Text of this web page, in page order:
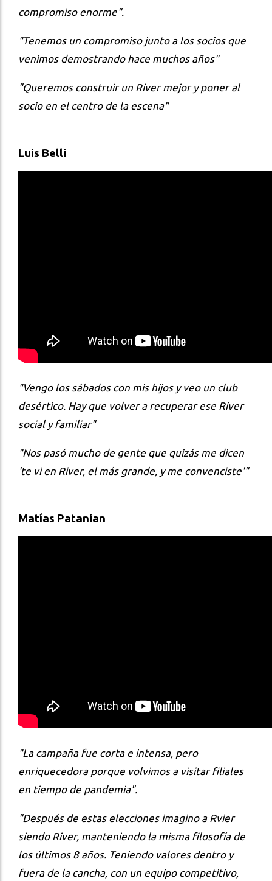
compromiso enorme".
"Tenemos un compromiso junto a los socios que
venimos demostrando hace muchos años"
"Queremos construir un River mejor y poner al
socio en el centro de la escena"
Luis Belli
"Vengo los sábados con mis hijos y veo un club
desértico. Hay que volver a recuperar ese River
social y familiar"
"Nos pasó mucho de gente que quizás me dicen
'te vi en River, el más grande, y me convenciste'"
Matías Patanian
"La campaña fue corta e intensa, pero
enriquecedora porque volvimos a visitar filiales
en tiempo de pandemia".
"Después de estas elecciones imagino a Rvier
siendo River, manteniendo la misma filosofía de
los últimos 8 años. Teniendo valores dentro y
fuera de la cancha, con un equipo competitivo,